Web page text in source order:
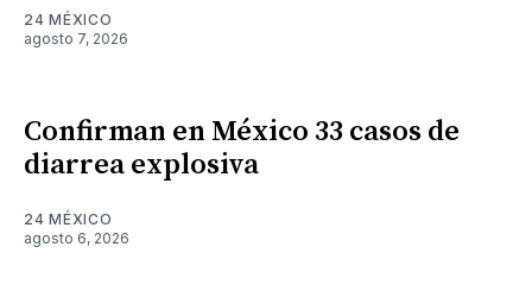
24 MÉXICO
agosto 7, 2026
Confirman en México 33 casos de
diarrea explosiva
24 MÉXICO
agosto 6, 2026